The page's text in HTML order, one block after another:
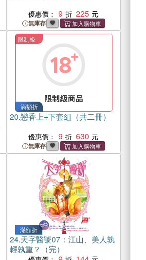
優惠價： 9 225
無庫存
限制級
滿額折
20.戀香上+下套組（共二冊）
優惠價： 9 630
無庫存
滿額折
24.天字醫號07：江山、美人孰
輕孰重？（完）